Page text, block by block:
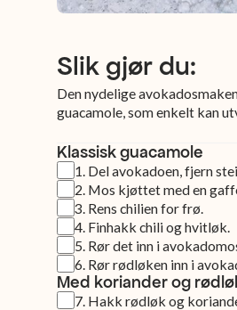
Slik gjør du:
Den nydelige
guacamole, som enkelt kan
Klassisk guacamole
1. Del avokadoen, fjern
2. Mos kjøttet med en
3. Rens chilien for frø.
4. Finhakk chili og hvitløk.
5. Rør det inn i
6. Rør rødløken inn i
Med koriander og
7. Hakk rødløk og